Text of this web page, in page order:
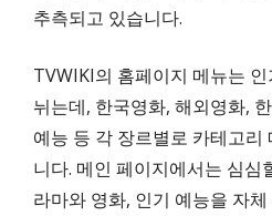
추측되고 있습니다.
TVWIKI의 홈페이지 메뉴는
뉘는데, 한국영화, 해외영화,
예능 등 각 장르별로 카테고리
니다. 메인 페이지에서는 심심
라마와 영화, 인기 예능을 자